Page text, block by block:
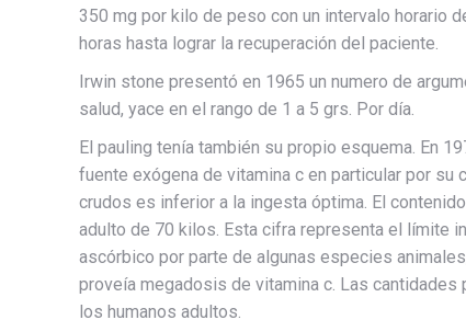
350 mg por kilo de peso con un intervalo horario
horas hasta lograr la recuperación del paciente.
Irwin stone presentó en 1965 un numero de
salud, yace en el rango de 1 a 5 grs. Por día.
El pauling tenía también su propio esquema. En
fuente exógena de vitamina c en particular por su
crudos es inferior a la ingesta óptima. El
adulto de 70 kilos. Esta cifra representa el límite
ascórbico por parte de algunas especies
proveía megadosis de vitamina c. Las
los humanos adultos.